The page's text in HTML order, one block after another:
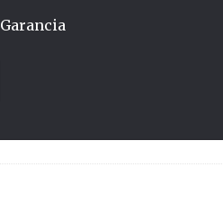
Garancia